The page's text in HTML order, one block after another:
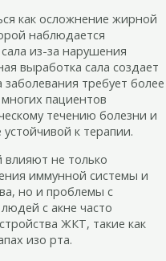
как осложнение жирной
наблюдается
из-за нарушения
выработка сала создает
требует более
пациентов
течению болезни и
к терапии.
не только
иммунной системы и
но и проблемы с
с акне часто
ЖКТ, такие как
изо рта.